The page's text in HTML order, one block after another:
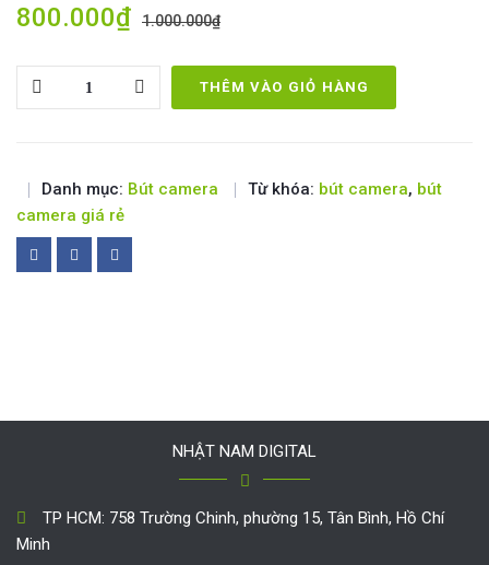
1.000.000₫
800.000₫
Quantity THÊM VÀO GIỎ HÀNG
Danh mục: Bút camera Từ khóa: bút camera, bút
camera giá rẻ
NHẬT NAM DIGITAL
TP HCM: 758 Trường Chinh, phường 15, Tân Bình, Hồ Chí
Minh